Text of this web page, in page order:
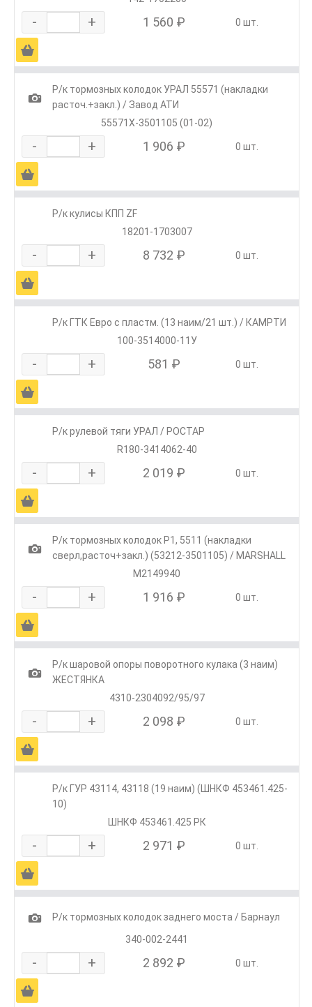
- + 1 560 ₽ 0 шт.
Ä
1
Р/к тормозных колодок УРАЛ 55571 (накладки
расточ.+закл.) / Завод АТИ
55571Х-3501105 (01-02)
- + 1 906 ₽ 0 шт.
Ä
Р/к кулисы КПП ZF
18201-1703007
- + 8 732 ₽ 0 шт.
Ä
Р/к ГТК Евро с пластм. (13 наим/21 шт.) / КАМРТИ
100-3514000-11У
- + 581 ₽ 0 шт.
Ä
Р/к рулевой тяги УРАЛ / РОСТАР
R180-3414062-40
- + 2 019 ₽ 0 шт.
Ä
1
Р/к тормозных колодок Р1, 5511 (накладки
сверл,расточ+закл.) (53212-3501105) / MARSHALL
M2149940
- + 1 916 ₽ 0 шт.
Ä
1
Р/к шаровой опоры поворотного кулака (3 наим)
ЖЕСТЯНКА
4310-2304092/95/97
- + 2 098 ₽ 0 шт.
Ä
Р/к ГУР 43114, 43118 (19 наим) (ШНКФ 453461.425-
10)
ШНКФ 453461.425 РК
- + 2 971 ₽ 0 шт.
Ä
1
Р/к тормозных колодок заднего моста / Барнаул
340-002-2441
- + 2 892 ₽ 0 шт.
Ä